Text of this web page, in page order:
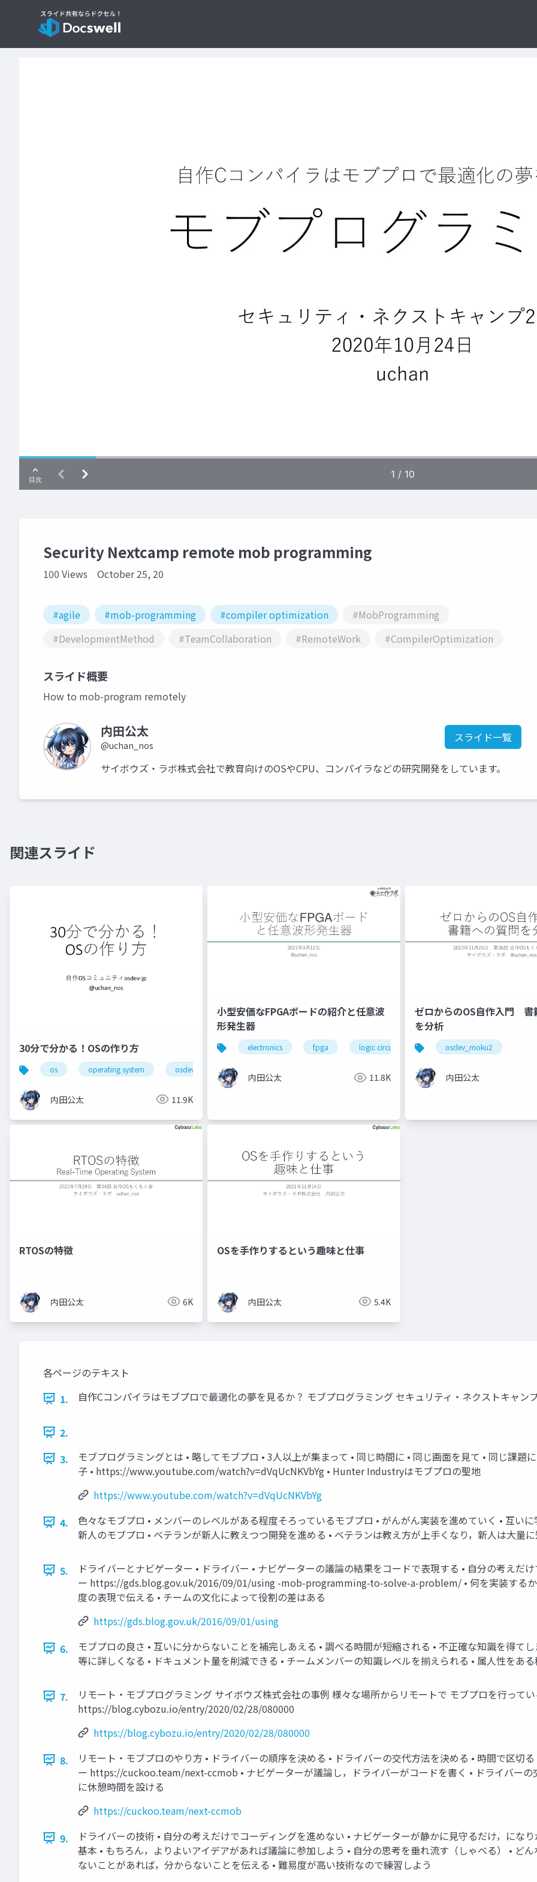
Security Nextcamp remote mob programming
100 Views October 25, 20
#agile #mob-programming #compiler optimization
#MobProgramming
#DevelopmentMethod
#TeamCollaboration #RemoteWork #CompilerOptimization
スライド概要
How to mob-program remotely
内田公太
@uchan_nos
スライド一覧
サイボウズ・ラボ株式会社で教育向けのOSやCPU、コンパイラなどの研究開発をしています。
関連スライド
30分で分かる！OSの作り方
os operating system osdev_moku2
内田公太 11.9K
小型安価なFPGAボードの紹介と任意波
形発生器
electronics fpga logic circuit
内田公太 11.8K
ゼロからのOS自作入門 書
を分析
osdev_moku2
内田公太
RTOSの特徴
内田公太 6K
OSを手作りするという趣味と仕事
内田公太 5.4K
各ページのテキスト
1.
自作Cコンパイラはモブプロで最適化の夢を見るか？ モブプログラミング セキュリティ・ネクストキャン
2.
3.
モブプログラミングとは • 略してモブプロ • 3人以上が集まって • 同じ時間に • 同じ画面を見て • 同じ課
子 • https://www.youtube.com/watch?v=dVqUcNKVbYg • Hunter Industryはモブプロの聖地
https://www.youtube.com/watch?v=dVqUcNKVbYg
4.
色々なモブプロ • メンバーのレベルがある程度そろっているモブプロ • がんがん実装を進めていく • 互い
新人のモブプロ • ベテランが新人に教えつつ開発を進める • ベテランは教え方が上手くなり，新人は大量
5.
ドライバーとナビゲーター • ドライバー • ナビゲーターの議論の結果をコードで表現する • 自分の考えだ
ー https://gds.blog.gov.uk/2016/09/01/using -mob-programming-to-solve-a-problem/ • 何を実装するか
度の表現で伝える • チームの文化によって役割の差はある
https://gds.blog.gov.uk/2016/09/01/using
6.
モブプロの良さ • 互いに分からないことを補完しあえる • 調べる時間が短縮される • 不正確な知識を得て
等に詳しくなる • ドキュメント量を削減できる • チームメンバーの知識レベルを揃えられる • 属人性をあ
7.
リモート・モブプログラミング サイボウズ株式会社の事例 様々な場所からリモートで モブプロを行って
https://blog.cybozu.io/entry/2020/02/28/080000
https://blog.cybozu.io/entry/2020/02/28/080000
8.
リモート・モブプロのやり方 • ドライバーの順序を決める • ドライバーの交代方法を決める • 時間で区切
ー https://cuckoo.team/next-ccmob • ナビゲーターが議論し，ドライバーがコードを書く • ドライバー
に休憩時間を設ける
https://cuckoo.team/next-ccmob
9.
ドライバーの技術 • 自分の考えだけでコーディングを進めない • ナビゲーターが静かに見守るだけ，にな
基本 • もちろん，よりよいアイデアがあれば議論に参加しよう • 自分の思考を垂れ流す（しゃべる） • ど
ないことがあれば，分からないことを伝える • 難易度が高い技術なので練習しよう